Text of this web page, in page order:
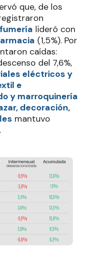
que, de los
lideró con
(1,5%). Por
caídas:
del 7,6%,
eléctricos y
e
y marroquinería
decoración,
mantuvo